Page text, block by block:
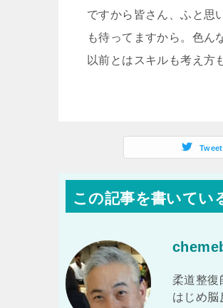
ですから皆さん、ふと思
も待ってますから。色ん
以前とはスキルも考え方
Tweet
この記事を書いてい
柔道整復
はじめ脳